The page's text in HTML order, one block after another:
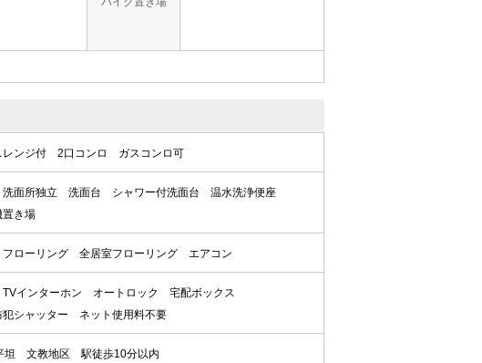
レンジ付 2口コンロ ガスコンロ可
洗面所独立 洗面台 シャワー付洗面台
温水洗浄便座
置き場
フローリング 全居室フローリング エアコン
TVインターホン オートロック
宅配ボックス
犯シャッター ネット使用料不要
坦 文教地区 駅徒歩10分以内